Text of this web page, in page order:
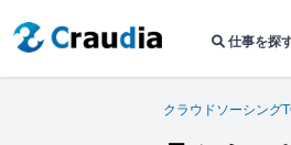
仕事を探
クラウドソーシング